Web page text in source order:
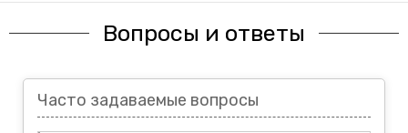
Вопросы и ответы
Часто задаваемые вопросы